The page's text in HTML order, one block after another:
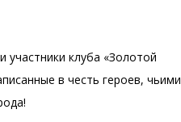
участники клуба «Золотой
в честь героев, чьими